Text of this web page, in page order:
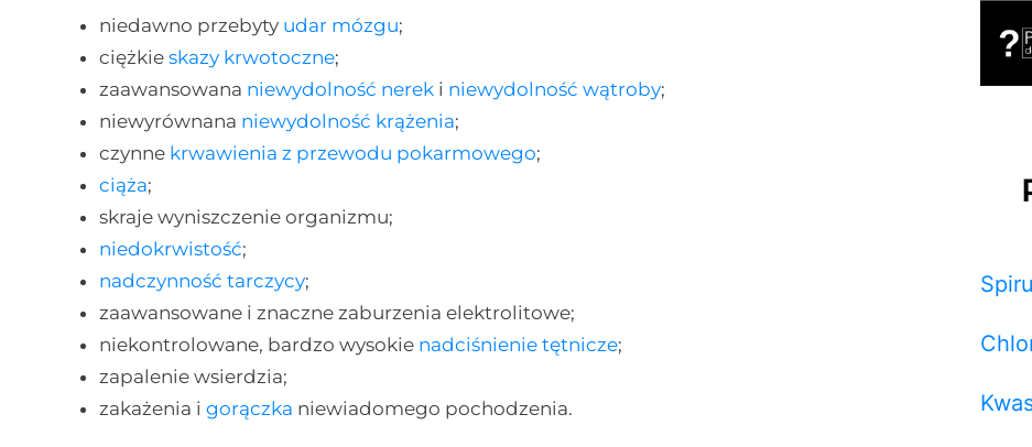
niedawno przebyty udar mózgu;
ciężkieskazy krwotoczne;
zaawansowana niewydolność nerek i niewydolność wątroby;
niewyrównana niewydolność krążenia;
czynne krwawienia z przewodu pokarmowego;
ciąża;
skraje wyniszczenie organizmu;
niedokrwistość;
nadczynność tarczycy;
zaawansowane i znaczne zaburzenia elektrolitowe;
niekontrolowane, bardzo wysokie nadciśnienie tętnicze;
zapalenie wsierdzia;
zakażenia igorączka niewiadomego pochodzenia.